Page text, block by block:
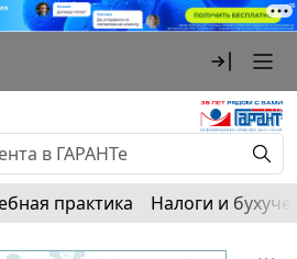
практика Налоги и